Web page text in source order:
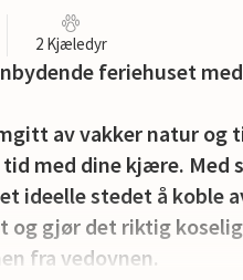
2 Kjæledyr
feriehuset
av vakker natur og
med dine kjære. Med
ideelle stedet å koble
gjør det riktig
fra vedovnen.